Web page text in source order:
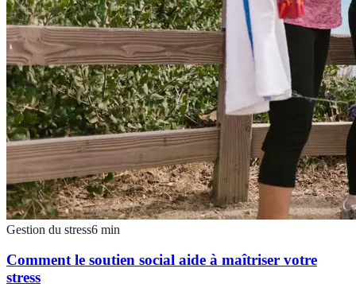
Gestion du stress6 min
Comment le soutien social aide à maîtriser votre
stress